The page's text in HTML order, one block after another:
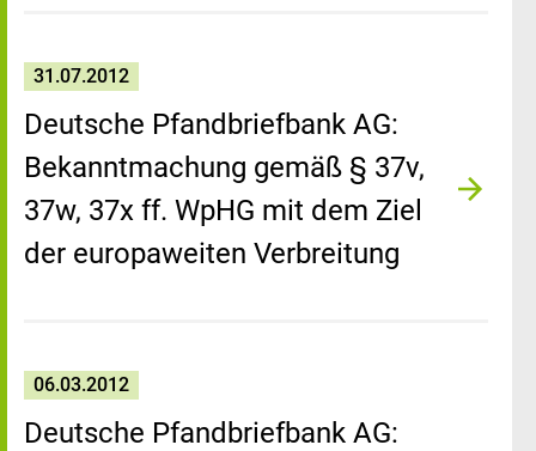
31.07.2012
Deutsche Pfandbriefbank AG:
Bekanntmachung gemäß § 37v,
37w, 37x ff. WpHG mit dem Ziel
der europaweiten Verbreitung
06.03.2012
Deutsche Pfandbriefbank AG: